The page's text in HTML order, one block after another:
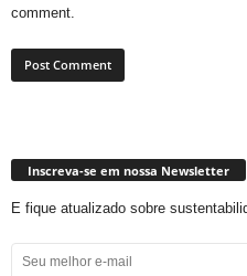
comment.
Inscreva-se em nossa Newsletter
E fique atualizado sobre